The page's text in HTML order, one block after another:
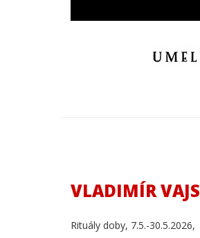
VLADIMÍR VAJS
Rituály doby, 7.5.-30.5.2026,